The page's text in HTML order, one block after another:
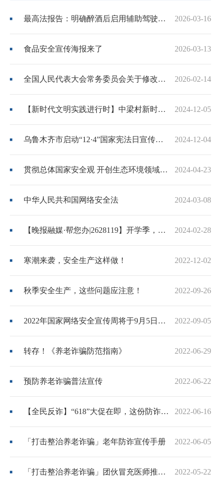
2026-03-16
最高法报告：明确醉酒后启用辅助驾驶要承担刑事责任
2026-03-13
食品安全宣传海报来了
2026-02-14
全国人民代表大会常务委员会关于修改《中华人民共和国网络安全法》的决定
2024-12-05
【新时代文明实践进行时】中梁村新时代文明实践站开展“国家宪法日”宣传活动
2024-12-04
乌鲁木齐市启动“12·4”国家宪法日宣传活动
2024-04-23
贯彻总体国家安全观 开创生态环境领域国家安全工作新局面
2024-03-08
中华人民共和国网络安全法
2024-02-28
【晚报融媒·帮您办|2628119】开学季，这些法律知识要知道
2022-12-02
寒潮来袭，安全生产这样做！
2022-09-26
秋季安全生产，这些问题应注意！
2022-09-05
2022年国家网络安全宣传周将于9月5日至11日举行
2022-06-29
转存！《养老诈骗防范指南》
2022-06-22
预防养老诈骗普法宣传
2022-06-16
【全民反诈】“618”大促在即，这份防诈骗指南请你查收...
2022-06-05
「打击整治养老诈骗」老年防诈宣传手册
2022-05-22
「打击整治养老诈骗」团伙冒充医师推销假药诈骗上千名老人